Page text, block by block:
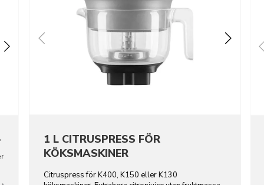
1 L CITRUSPRESS FÖR
KÖKSMASKINER
Citruspress för K400, K150 eller K130